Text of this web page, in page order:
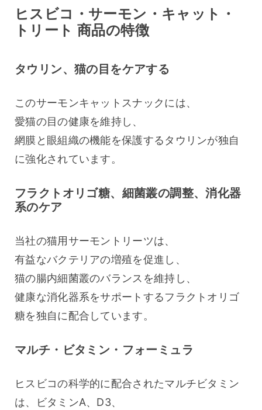
ヒスビコ・サーモン・キャット・
トリート 商品の特徴
タウリン、猫の目をケアする
このサーモンキャットスナックには、
愛猫の目の健康を維持し、
網膜と眼組織の機能を保護するタウリンが独自
に強化されています。
フラクトオリゴ糖、細菌叢の調整、消化器
系のケア
当社の猫用サーモントリーツは、
有益なバクテリアの増殖を促進し、
猫の腸内細菌叢のバランスを維持し、
健康な消化器系をサポートするフラクトオリゴ
糖を独自に配合しています。
マルチ・ビタミン・フォーミュラ
ヒスビコの科学的に配合されたマルチビタミン
は、ビタミンA、D3、